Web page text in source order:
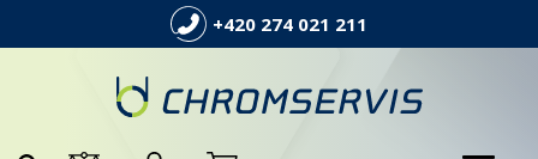
+420 274 021 211